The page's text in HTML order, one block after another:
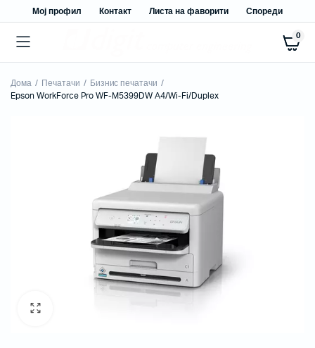
Мој профил Контакт Листа на фаворити Спореди
0
Дома Печатачи
Бизнис печатачи
Epson WorkForce Pro WF-M5399DW А4/Wi-Fi/Duplex